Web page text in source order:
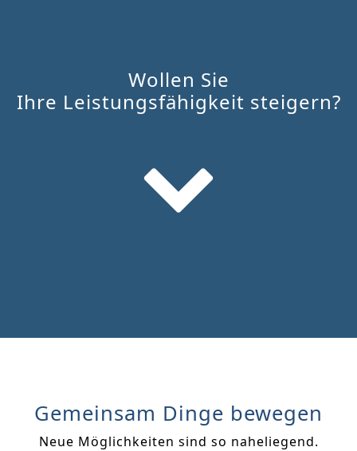
Wollen Sie
Ihre Leistungsfähigkeit steigern?
Gemeinsam Dinge bewegen
Neue Möglichkeiten sind so naheliegend.